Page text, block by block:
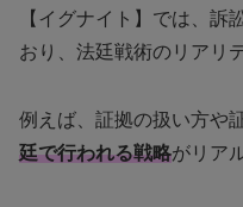
【イグナイト】では、訴
おり、法廷戦術のリアリ
例えば、証拠の扱い方や
廷で行われる戦略がリア